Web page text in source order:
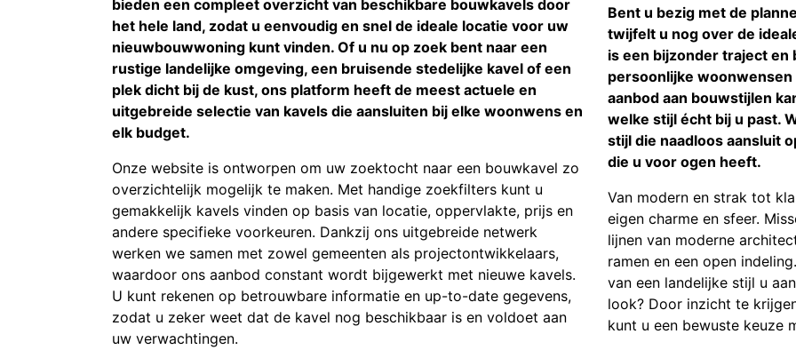
bieden een compleet overzicht van beschikbare bouwkavels door
het hele land, zodat u eenvoudig en snel de ideale locatie voor uw
nieuwbouwwoning kunt vinden. Of u nu op zoek bent naar een
rustige landelijke omgeving, een bruisende stedelijke kavel of een
plek dicht bij de kust, ons platform heeft de meest actuele en
uitgebreide selectie van kavels die aansluiten bij elke woonwens en
elk budget.
Onze website is ontworpen om uw zoektocht naar een bouwkavel zo
overzichtelijk mogelijk te maken. Met handige zoekfilters kunt u
gemakkelijk kavels vinden op basis van locatie, oppervlakte, prijs en
andere specifieke voorkeuren. Dankzij ons uitgebreide netwerk
werken we samen met zowel gemeenten als projectontwikkelaars,
waardoor ons aanbod constant wordt bijgewerkt met nieuwe kavels.
U kunt rekenen op betrouwbare informatie en up-to-date gegevens,
zodat u zeker weet dat de kavel nog beschikbaar is en voldoet aan
uw verwachtingen.
Bent u bezig met de
twijfelt u nog over de
is een bijzonder traject en
persoonlijke
aanbod aan bouwstijlen
welke stijl écht bij u past.
stijl die naadloos aansluit
die u voor ogen heeft.
Van modern en strak tot
eigen charme en sfeer.
lijnen van moderne
ramen en een open
van een landelijke stijl u
look? Door inzicht te
kunt u een bewuste keuze